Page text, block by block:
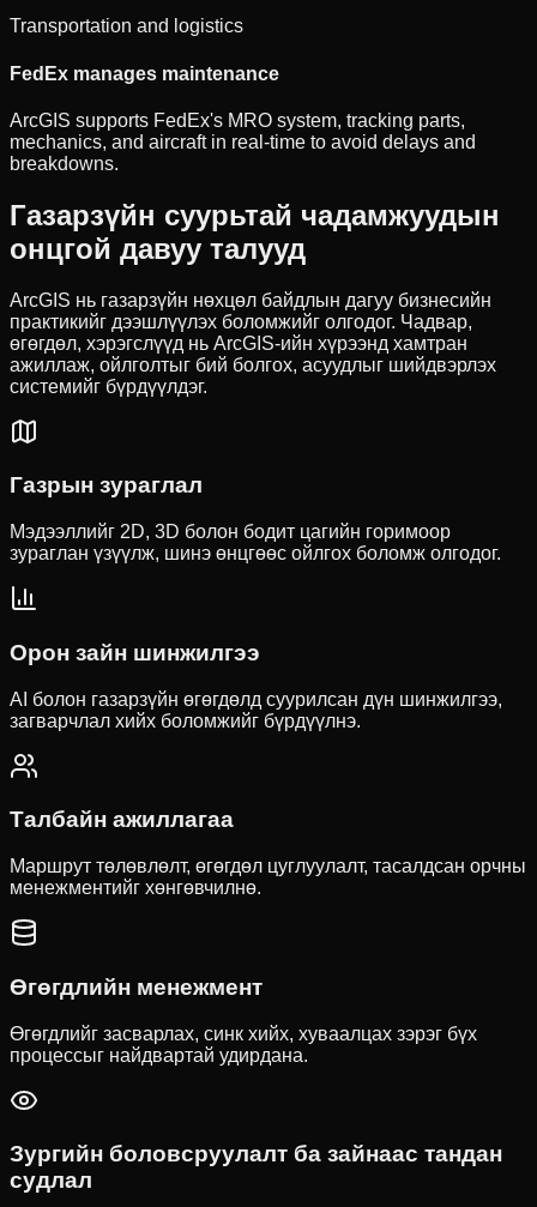
Transportation and logistics
FedEx manages maintenance
ArcGIS supports FedEx's MRO system, tracking parts,
mechanics, and aircraft in real-time to avoid delays and
breakdowns.
Газарзүйн суурьтай чадамжуудын
онцгой давуу талууд
ArcGIS нь газарзүйн нөхцөл байдлын дагуу бизнесийн
практикийг дээшлүүлэх боломжийг олгодог. Чадвар,
өгөгдөл, хэрэгслүүд нь ArcGIS-ийн хүрээнд хамтран
ажиллаж, ойлголтыг бий болгох, асуудлыг шийдвэрлэх
системийг бүрдүүлдэг.
Газрын зураглал
Мэдээллийг 2D, 3D болон бодит цагийн горимоор
зураглан үзүүлж, шинэ өнцгөөс ойлгох боломж олгодог.
Орон зайн шинжилгээ
AI болон газарзүйн өгөгдөлд суурилсан дүн шинжилгээ,
загварчлал хийх боломжийг бүрдүүлнэ.
Талбайн ажиллагаа
Маршрут төлөвлөлт, өгөгдөл цуглуулалт, тасалдсан орчны
менежментийг хөнгөвчилнө.
Өгөгдлийн менежмент
Өгөгдлийг засварлах, синк хийх, хуваалцах зэрэг бүх
процессыг найдвартай удирдана.
Зургийн боловсруулалт ба зайнаас тандан
судлал